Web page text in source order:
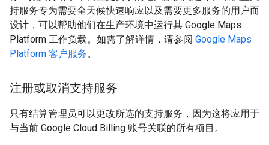
持服务专为需要全天候快速响应以及需要更多服务的用户而
设计，可以帮助他们在生产环境中运行其 Google Maps
Platform 工作负载。如需了解详情，请参阅 Google Maps
Platform 客户服务。
注册或取消支持服务
只有结算管理员可以更改所选的支持服务，因为这将应用于
与当前 Google Cloud Billing 账号关联的所有项目。